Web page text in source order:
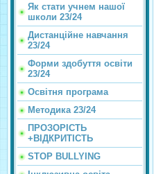
Як стати учнем нашої
школи 23/24
Дистанційне навчання
23/24
Форми здобуття освіти
23/24
Освітня програма
Методика 23/24
ПРОЗОРІСТЬ
+ВІДКРИТІСТЬ
STOP BULLYING